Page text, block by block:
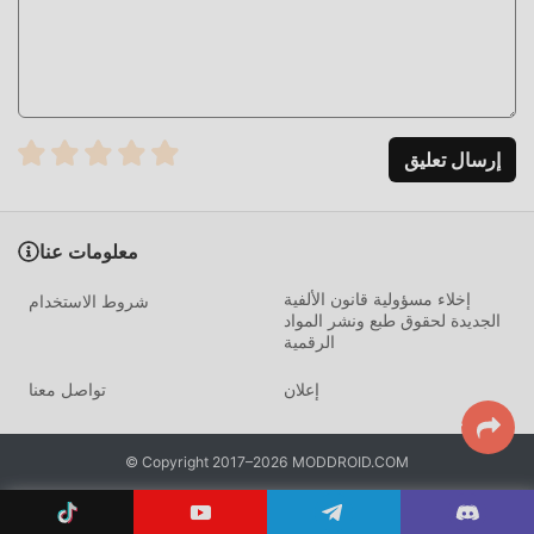
بتنزيله الآن!
إرسال تعليق
معلومات عنا
شروط الاستخدام
إخلاء مسؤولية قانون الألفية
الجديدة لحقوق طبع ونشر المواد
الرقمية
تواصل معنا إعلان
© Copyright 2017–2026 MODDROID.COM